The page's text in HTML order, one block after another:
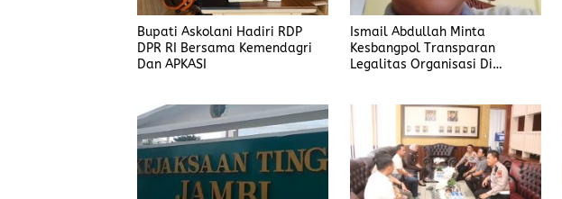
Bupati Askolani Hadiri RDP
DPR RI Bersama Kemendagri
Dan APKASI
Ismail Abdullah Minta
Kesbangpol Transparan
Legalitas Organisasi Di